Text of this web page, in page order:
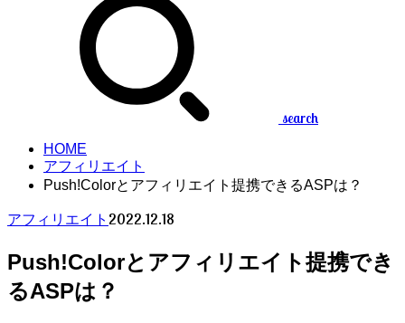
search
HOME
アフィリエイト
Push!Colorとアフィリエイト提携できるASPは？
アフィリエイト 2022.12.18
Push!Colorとアフィリエイト提携でき
るASPは？